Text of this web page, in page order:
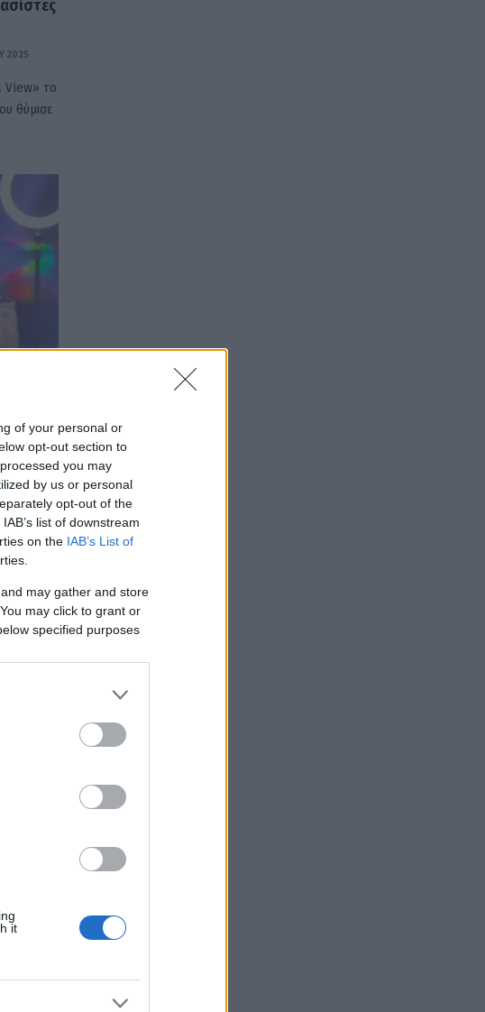
of your personal or
opt-out section to
you may
by us or personal
opt-out of the
list of downstream
on the IAB’s List of
may gather and store
may click to grant or
specified purposes
it
2025
View» το
θύμισε
στο